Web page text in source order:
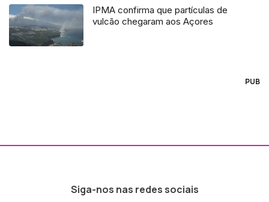
IPMA confirma que partículas de
vulcão chegaram aos Açores
PUB
Siga-nos nas redes sociais